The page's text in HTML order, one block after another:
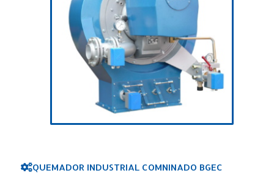
QUEMADOR INDUSTRIAL COMNINADO BGEC